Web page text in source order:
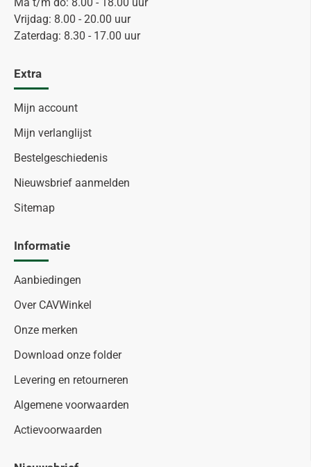
Vrijdag: 8.00 - 20.00 uur
Zaterdag: 8.30 - 17.00 uur
Extra
Mijn account
Mijn verlanglijst
Bestelgeschiedenis
Nieuwsbrief aanmelden
Sitemap
Informatie
Aanbiedingen
Over CAVWinkel
Onze merken
Download onze folder
Levering en retourneren
Algemene voorwaarden
Actievoorwaarden